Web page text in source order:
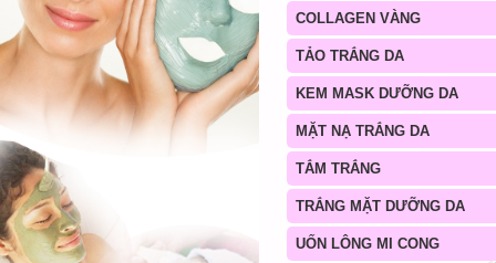
COLLAGEN VÀNG
TẢO TRẮNG DA
KEM MASK DƯỠNG DA
MẶT NẠ TRẮNG DA
TẮM TRẮNG
TRẮNG MẶT DƯỠNG DA
UỐN LÔNG MI CONG